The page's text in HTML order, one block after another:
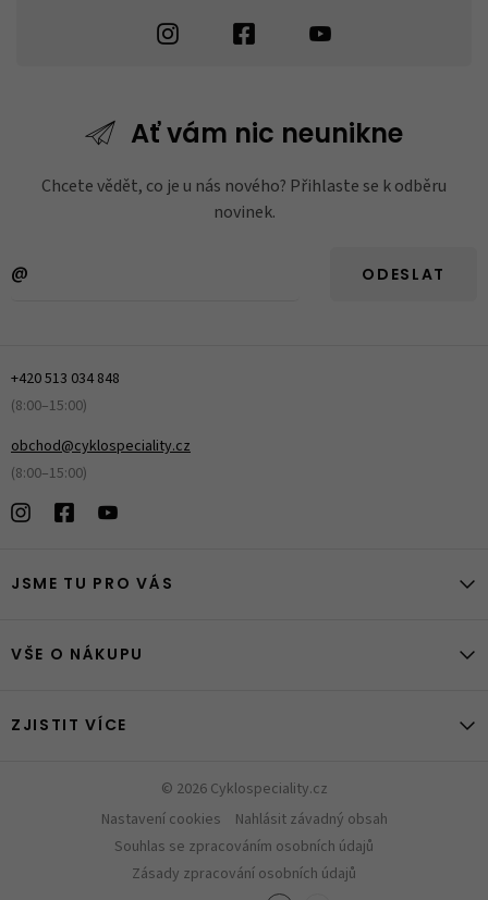
Ať vám nic neunikne
Chcete vědět, co je u nás nového? Přihlaste se k odběru
novinek.
ODESLAT
+420 513 034 848
(8:00–15:00)
obchod@cyklospeciality.cz
(8:00–15:00)
JSME TU PRO VÁS
VŠE O NÁKUPU
ZJISTIT VÍCE
© 2026 Cyklospeciality.cz
Nastavení cookies
Nahlásit závadný obsah
Souhlas se zpracováním osobních údajů
Zásady zpracování osobních údajů